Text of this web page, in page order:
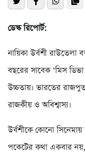
ডেস্ক রিপোর্ট:
নায়িকা উর্বশী
বছরের সাবেক ‘মিস
উচ্চতায়। ভারতের
রাজকীয় ও অবিশ্বাস্য।
উর্বশীকে কোনো সিনেমায়
পকেটের কথা একবার